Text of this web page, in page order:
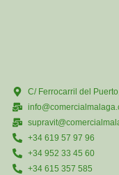
C/ Ferrocarril del
+34 619 57 97 96
+34 952 33 45 60
+34 615 357 585